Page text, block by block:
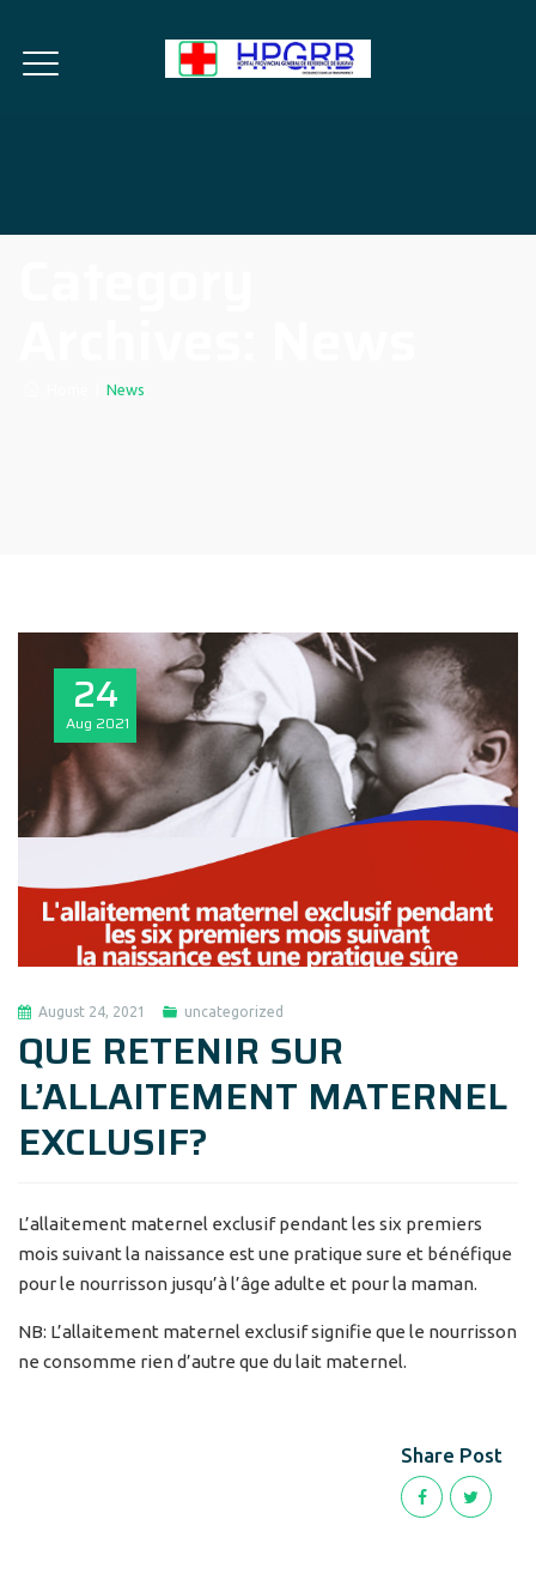
News
24
Aug 2021
August 24, 2021 uncategorized
QUE RETENIR SUR
L’ALLAITEMENT MATERNEL
EXCLUSIF?
L’allaitement maternel exclusif pendant les six premiers
mois suivant la naissance est une pratique sure et bénéfique
pour le nourrisson jusqu’à l’âge adulte et pour la maman.
NB: L’allaitement maternel exclusif signifie que le nourrisson
ne consomme rien d’autre que du lait maternel.
Share Post